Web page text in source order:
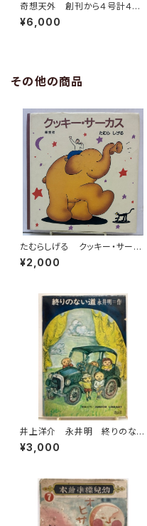
奇想天外 創刊から４号計４
冊 井上洋介表紙 1974年
盛光社
¥6,000
その他の商品
たむらしげる クッキー・サーカ
ス 1992年 初版 架空社
¥2,000
井上洋介 永井明 終りのない
道 1969年 初版 函 理論
社
¥3,000